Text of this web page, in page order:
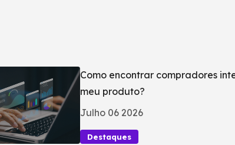
Como encontrar compradores
meu produto?
Julho 06 2026
Destaques